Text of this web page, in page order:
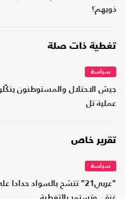
ذويهم؟
تغطية ذات صلة
سياسة
جيش الاحتلال والمستوطنون
عملية تل
تقرير خاص
سياسة
"عربي21" تتشح بالسواد